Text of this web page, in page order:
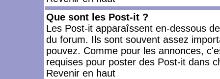
Que sont les Post-it ?
Les Post-it apparaîssent en-dessous
du forum. Ils sont souvent assez
pouvez. Comme pour les annonces,
requises pour poster des Post-it dans
Revenir en haut